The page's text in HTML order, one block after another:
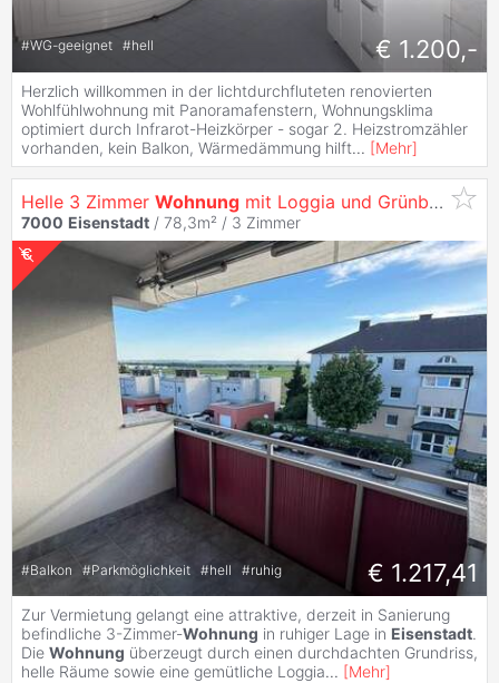
#WG-geeignet #hell € 1.200,-
Herzlich willkommen in der lichtdurchfluteten renovierten
Wohlfühlwohnung mit Panoramafenstern, Wohnungsklima
optimiert durch Infrarot-Heizkörper - sogar 2. Heizstromzähler
vorhanden, kein Balkon, Wärmedämmung hilft... [Mehr]
Helle 3 Zimmer Wohnung mit Loggia und Grünblick in
7000 Eisenstadt / 78,3m² / 3 Zimmer
#Balkon #Parkmöglichkeit #hell #ruhig € 1.217,41
Zur Vermietung gelangt eine attraktive, derzeit in Sanierung
befindliche 3-Zimmer-Wohnung in ruhiger Lage in Eisenstadt.
Die Wohnung überzeugt durch einen durchdachten Grundriss,
helle Räume sowie eine gemütliche Loggia... [Mehr]